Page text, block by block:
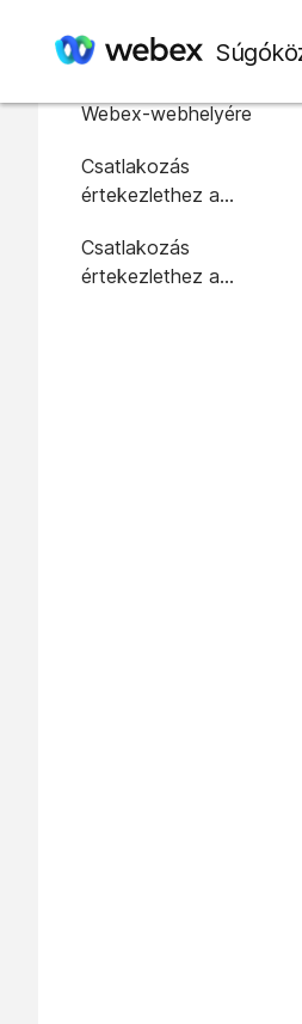
Ebben a cikkben
Webex-webhelyére
Csatlakozás
értekezlethez a
Csatlakozás
értekezlethez a